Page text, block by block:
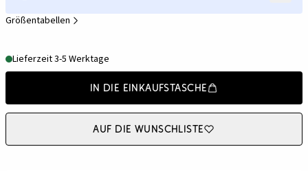
Größentabellen
Lieferzeit 3-5 Werktage
In die Einkaufstasche
Auf die Wunschliste